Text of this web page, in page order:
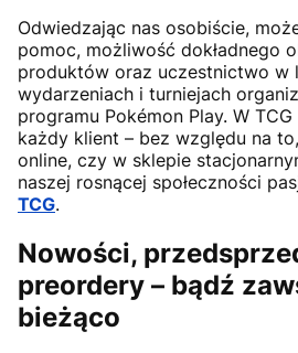
Odwiedzając nas osobiście,
pomoc, możliwość dokładnego
produktów oraz uczestnictwo w
wydarzeniach i turniejach
programu Pokémon Play. W
każdy klient – bez względu na
online, czy w sklepie
naszej rosnącej społeczności
TCG.
Nowości,
preordery – bądź
bieżąco